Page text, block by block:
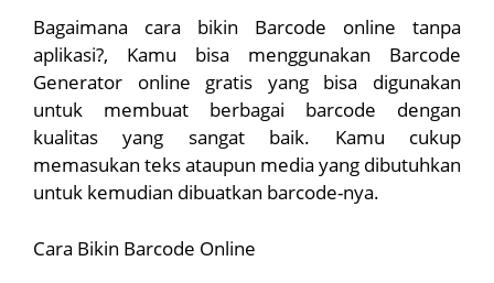
Bagaimana cara bikin Barcode online tanpa
aplikasi?, Kamu bisa menggunakan Barcode
Generator online gratis yang bisa digunakan
untuk membuat berbagai barcode dengan
kualitas yang sangat baik. Kamu cukup
memasukan teks ataupun media yang dibutuhkan
untuk kemudian dibuatkan barcode-nya.
Cara Bikin Barcode Online